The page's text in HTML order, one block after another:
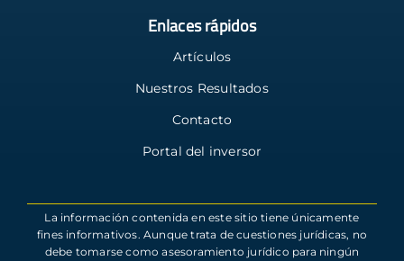
Enlaces rápidos
Artículos
Nuestros Resultados
Contacto
Portal del inversor
La información contenida en este sitio tiene únicamente
fines informativos. Aunque trata de cuestiones jurídicas, no
debe tomarse como asesoramiento jurídico para ningún